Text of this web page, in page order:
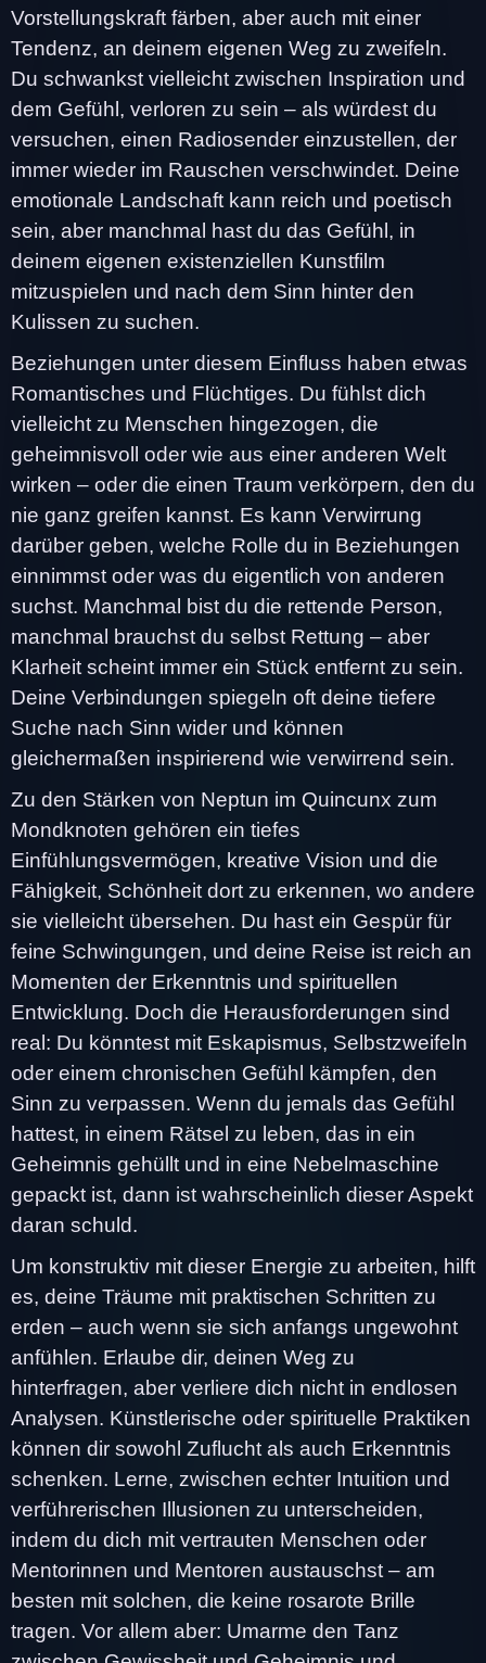
Vorstellungskraft färben, aber auch mit einer
Tendenz, an deinem eigenen Weg zu zweifeln.
Du schwankst vielleicht zwischen Inspiration und
dem Gefühl, verloren zu sein – als würdest du
versuchen, einen Radiosender einzustellen, der
immer wieder im Rauschen verschwindet. Deine
emotionale Landschaft kann reich und poetisch
sein, aber manchmal hast du das Gefühl, in
deinem eigenen existenziellen Kunstfilm
mitzuspielen und nach dem Sinn hinter den
Kulissen zu suchen.
Beziehungen unter diesem Einfluss haben etwas
Romantisches und Flüchtiges. Du fühlst dich
vielleicht zu Menschen hingezogen, die
geheimnisvoll oder wie aus einer anderen Welt
wirken – oder die einen Traum verkörpern, den du
nie ganz greifen kannst. Es kann Verwirrung
darüber geben, welche Rolle du in Beziehungen
einnimmst oder was du eigentlich von anderen
suchst. Manchmal bist du die rettende Person,
manchmal brauchst du selbst Rettung – aber
Klarheit scheint immer ein Stück entfernt zu sein.
Deine Verbindungen spiegeln oft deine tiefere
Suche nach Sinn wider und können
gleichermaßen inspirierend wie verwirrend sein.
Zu den Stärken von Neptun im Quincunx zum
Mondknoten gehören ein tiefes
Einfühlungsvermögen, kreative Vision und die
Fähigkeit, Schönheit dort zu erkennen, wo andere
sie vielleicht übersehen. Du hast ein Gespür für
feine Schwingungen, und deine Reise ist reich an
Momenten der Erkenntnis und spirituellen
Entwicklung. Doch die Herausforderungen sind
real: Du könntest mit Eskapismus, Selbstzweifeln
oder einem chronischen Gefühl kämpfen, den
Sinn zu verpassen. Wenn du jemals das Gefühl
hattest, in einem Rätsel zu leben, das in ein
Geheimnis gehüllt und in eine Nebelmaschine
gepackt ist, dann ist wahrscheinlich dieser Aspekt
daran schuld.
Um konstruktiv mit dieser Energie zu arbeiten, hilft
es, deine Träume mit praktischen Schritten zu
erden – auch wenn sie sich anfangs ungewohnt
anfühlen. Erlaube dir, deinen Weg zu
hinterfragen, aber verliere dich nicht in endlosen
Analysen. Künstlerische oder spirituelle Praktiken
können dir sowohl Zuflucht als auch Erkenntnis
schenken. Lerne, zwischen echter Intuition und
verführerischen Illusionen zu unterscheiden,
indem du dich mit vertrauten Menschen oder
Mentorinnen und Mentoren austauschst – am
besten mit solchen, die keine rosarote Brille
tragen. Vor allem aber: Umarme den Tanz